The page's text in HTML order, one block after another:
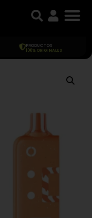
PRODUCTOS
100% ORIGINALES